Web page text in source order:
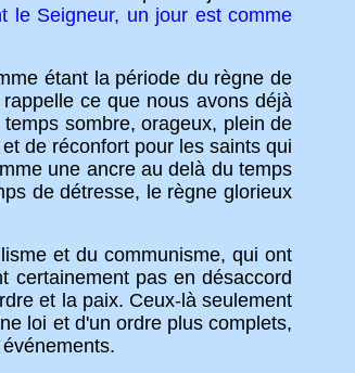
le Seigneur, un jour est comme
étant la période du règne de
ce que nous avons déjà
sombre, orageux, plein de
de réconfort pour les saints qui
une ancre au delà du temps
de détresse, le règne glorieux
et du communisme, qui ont
certainement pas en désaccord
et la paix. Ceux-là seulement
loi et d'un ordre plus complets,